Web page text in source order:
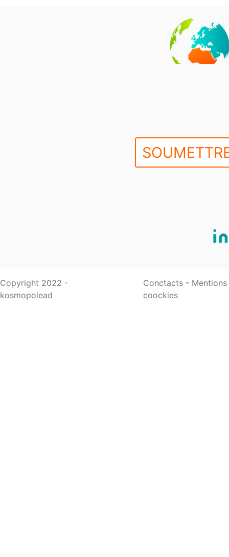
Copyright 2022 -
kosmopolead
Conctacts -
coockies